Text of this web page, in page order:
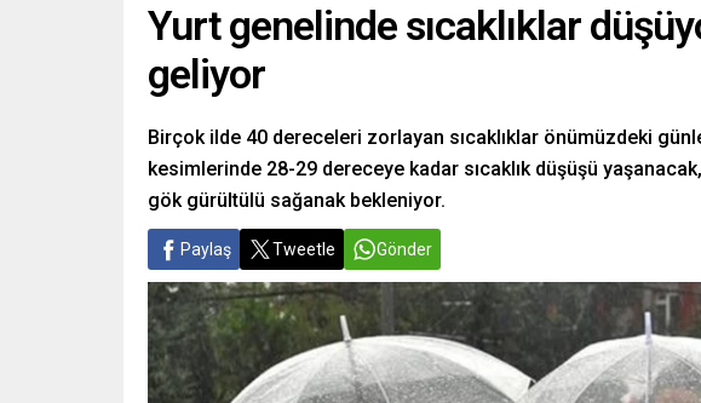
Yurt genelinde sıcaklıklar
geliyor
Birçok ilde 40 dereceleri zorlayan sıcaklıklar önümüzdeki
kesimlerinde 28-29 dereceye kadar sıcaklık düşüşü
gök gürültülü sağanak bekleniyor.
Paylaş Tweetle Gönder